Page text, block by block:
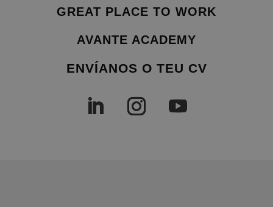
GREAT PLACE TO WORK
AVANTE ACADEMY
ENVÍANOS O TEU CV